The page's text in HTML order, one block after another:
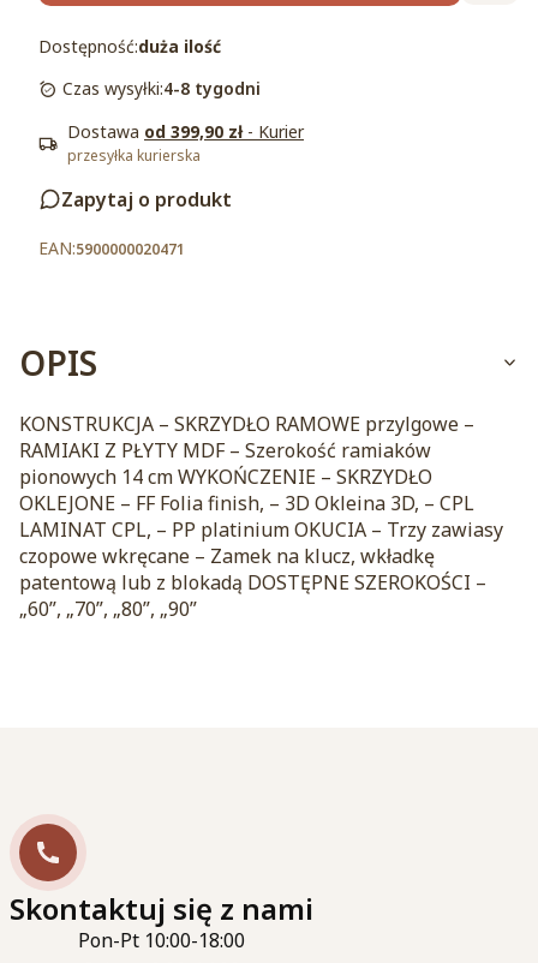
Dostępność:duża ilość
Czas wysyłki:4-8 tygodni
Dostawa od 399,90 zł - Kurier
przesyłka kurierska
Zapytaj o produkt
5900000020471
OPIS
KONSTRUKCJA – SKRZYDŁO RAMOWE przylgowe –
RAMIAKI Z PŁYTY MDF – Szerokość ramiaków
pionowych 14 cm WYKOŃCZENIE – SKRZYDŁO
OKLEJONE – FF Folia finish, – 3D Okleina 3D, – CPL
LAMINAT CPL, – PP platinium OKUCIA – Trzy zawiasy
czopowe wkręcane – Zamek na klucz, wkładkę
patentową lub z blokadą DOSTĘPNE SZEROKOŚCI –
„60”, „70”, „80”, „90”
Skontaktuj się z nami
Pon-Pt 10:00-18:00